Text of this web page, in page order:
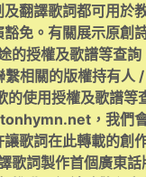
翻譯歌詞都可用於
免。有關展示原創
的授權及歌譜等查詢
繫相關的版權持有人 /
的使用授權及歌譜等
，我們
歌詞在此轉載的創
歌詞製作首個廣東